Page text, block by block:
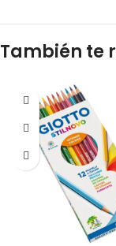
También te